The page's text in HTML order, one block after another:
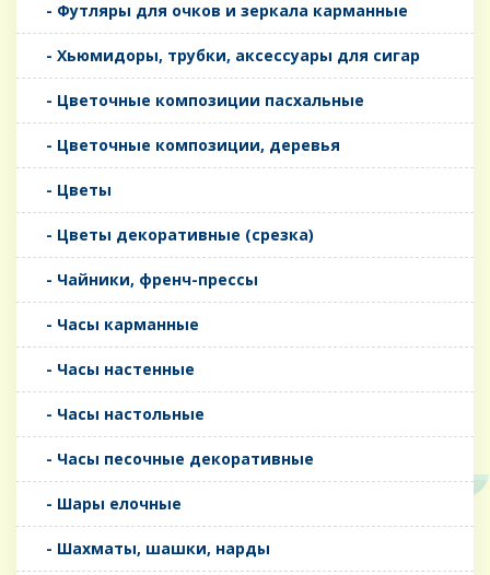
- Футляры для очков и зеркала карманные
- Хьюмидоры, трубки, аксессуары для сигар
- Цветочные композиции пасхальные
- Цветочные композиции, деревья
- Цветы
- Цветы декоративные (срезка)
- Чайники, френч-прессы
- Часы карманные
- Часы настенные
- Часы настольные
- Часы песочные декоративные
- Шары елочные
- Шахматы, шашки, нарды